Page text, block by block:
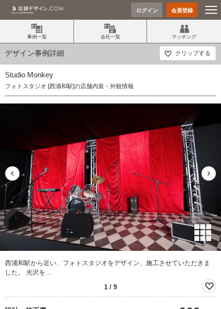
ログイン 会員登録
事例一覧 会社一覧 マッチング
デザイン事例詳細 クリップする
Studio Monkey
フォトスタジオ [西浦和駅]の店舗内装・外観情報
西浦和駅から近い、フォトスタジオをデザイン、施工させていただきま
した。 光沢を...
1 / 9